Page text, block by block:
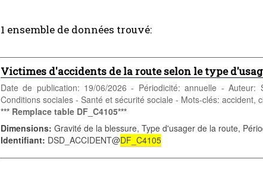
1 ensemble de données trouvé:
Victimes d'accidents de la route selon le type
Date de publication: 19/06/2026 - Périodicité: annuelle - Auteur:
Conditions sociales - Santé et sécurité sociale - Mots-clés: accident,
*** Remplace table DF_C4105***
Dimensions: Gravité de la blessure, Type d'usager de la route,
Identifiant: DSD_ACCIDENT@DF_C4105